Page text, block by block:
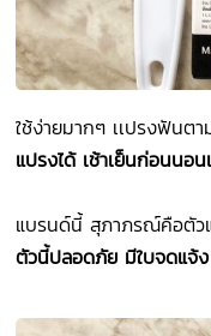
ใช้ง่ายมากๆ เเปรงฟันตา
แปรงได้ เช้าเย็นก่อนนอ
แบรนด์นี้ สุภาภรณ์คือตัว
ตัวนี้ปลอดภัย มีใบจดแจ้